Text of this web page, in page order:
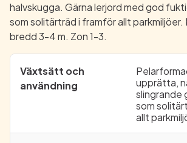
halvskugga. Gärna lerjord med god
som solitärträd i framför allt parkmiljöer.
bredd 3-4 m. Zon 1-3.
Växtsätt och
användning
upprätta,
slingrande
som
allt